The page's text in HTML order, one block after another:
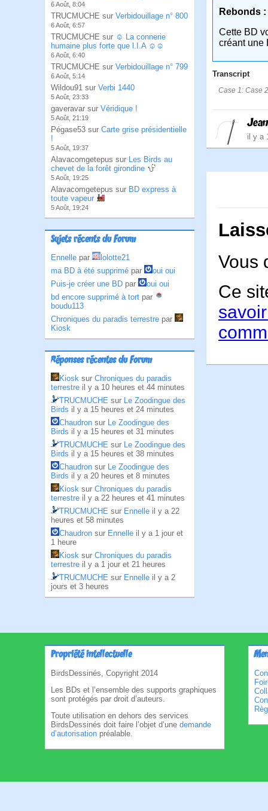
6 Août, 8:04
TRUCMUCHE sur Verbidouillage n° 800
6 Août, 6:57
TRUCMUCHE sur ☺ La connerie
humaine plus forte que l.I.A ☺☺
6 Août, 6:40
TRUCMUCHE sur Verbidouillage n° 799
6 Août, 5:14
Wildou91 sur Verbi 1440
5 Août, 23:33
gaveravar sur Véridique !
5 Août, 21:19
Pégase53 sur Carte grise présidentielle
!
5 Août, 19:37
Alavacomgetepus sur Les Birds au
chevet de la forêt girondine
5 Août, 19:25
Alavacomgetepus sur BD express à
toute vapeur
5 Août, 19:24
Sujets récents du Forum
Ennelle par
lolotte21
ma BD à été supprimé par
oui oui
Puis-je créer une BD par
oui oui
bd encore supprimé à tort par
boudu113
Chroniques du paradis terrestre par
Kiosk
Réponses récentes du Forum
Kiosk sur Chroniques du paradis
terrestre il y a 10 heures et 44 minutes
TRUCMUCHE sur Le Zoodingue des
Birds il y a 15 heures et 24 minutes
Chaudron sur Le Zoodingue des
Birds il y a 15 heures et 31 minutes
TRUCMUCHE sur Le Zoodingue des
Birds il y a 15 heures et 38 minutes
Chaudron sur Le Zoodingue des
Birds il y a 20 heures et 8 minutes
Kiosk sur Chroniques du paradis
terrestre il y a 22 heures et 41 minutes
TRUCMUCHE sur Ennelle il y a 22
heures et 58 minutes
Chaudron sur Ennelle il y a 1 jour et
1 heure
Kiosk sur Chroniques du paradis
terrestre il y a 1 jour et 21 heures
TRUCMUCHE sur Ennelle il y a 2
jours et 3 heures
Rebonds :
Cette BD
créant une
Transcript
Case 1: Case
il y a
Vous
Ce
Propriété intellectuelle
BirdsDessinés, Copyright 2014
Les BDs et l’ensemble des supports graphiques
sont protégés par droit d’auteurs.
Toute utilisation en dehors des services
BirdsDessinés doit faire l’objet d’une demande
d’autorisation préalable.